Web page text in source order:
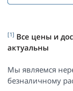
[1] Все цены и
актуальны
Мы являемся
безналичному